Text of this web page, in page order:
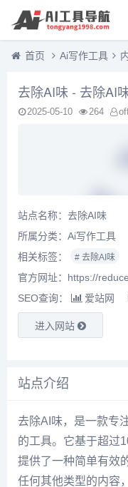
首页 Ai写作工具
2025-05-10 264
站点名称：去除AI味
所属分类： Ai写作工具
相关标签：
# 去除AI味
官方网址：https://
SEO查询：
爱站网
进入网站
站点介绍
去除AI味，是一款专
的工具。它基于超过
提供了一种简单有效
任何其他类型的内容